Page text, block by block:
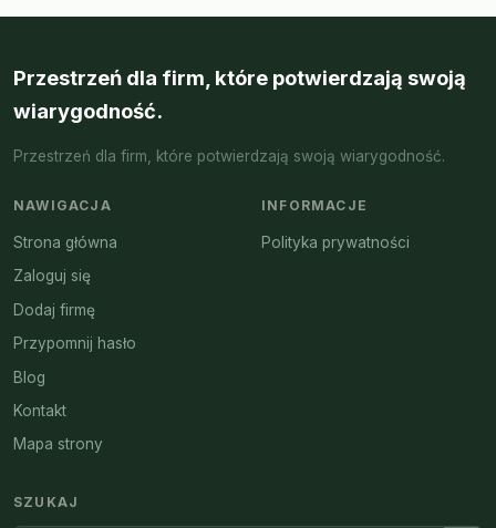
Przestrzeń dla firm, które potwierdzają swoją
wiarygodność.
Przestrzeń dla firm, które potwierdzają swoją wiarygodność.
NAWIGACJA
Strona główna
Zaloguj się
Dodaj firmę
Przypomnij hasło
Blog
Kontakt
Mapa strony
INFORMACJE
Polityka prywatności
SZUKAJ